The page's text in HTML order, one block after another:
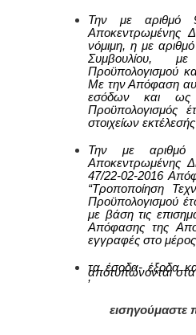
Την με αριθμό
Αποκεντρωμένης
νόμιμη, η με
Συμβουλίου,
Προϋπολογισμού
Με την Απόφαση
εσόδων και
Προϋπολογισμός
στοιχείων
Την με αριθμό
Αποκεντρωμένης
47/22-02-2016
“Τροποποίηση
Προϋπολογισμού
με βάση τις
Απόφασης της
εγγραφές στο
τα έσοδα- έξοδα
αποτυπώνονται στα
,
εισηγούμαστε